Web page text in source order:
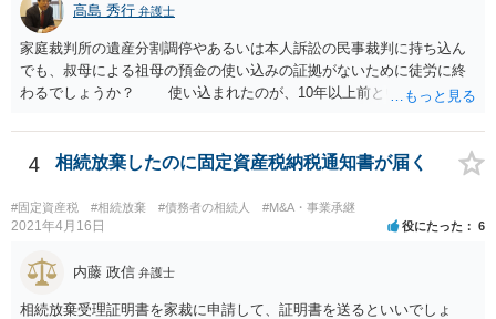
高島 秀行 弁護士
家庭裁判所の遺産分割調停やあるいは本人訴訟の民事裁判に持ち込ん
でも、叔母による祖母の預金の使い込みの証拠がないために徒労に終
わるでしょうか？ 使い込まれたのが、10年以上前ということだと
し、不法行為の構成を取れば知ってから3年以内であれば、損害賠償請
求は可能です。 しかし、使い込みの立証をできるかどうかはわか
りません。 弁護士に面談で詳しい事情を話して相談された方がよ
いと思います。
4 相続放棄したのに固定資産税納税通知書が届く
#固定資産税 #相続放棄 #債務者の相続人 #M&A・事業承継
2021年4月16日 役にたった 6
内藤 政信 弁護士
相続放棄受理証明書を家裁に申請して、証明書を送るといいでしょ